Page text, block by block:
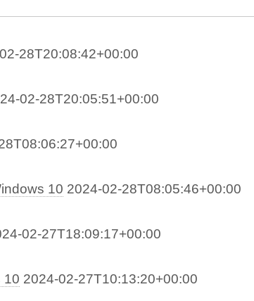
28T20:08:42+00:00
02-28T20:05:51+00:00
10 2024-02-28T08:05:46+00:00
02-27T18:09:17+00:00
10 2024-02-27T10:13:20+00:00